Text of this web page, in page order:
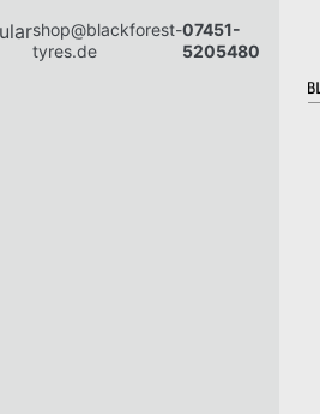
shop@blackforest-
tyres.de
07451-
5205480